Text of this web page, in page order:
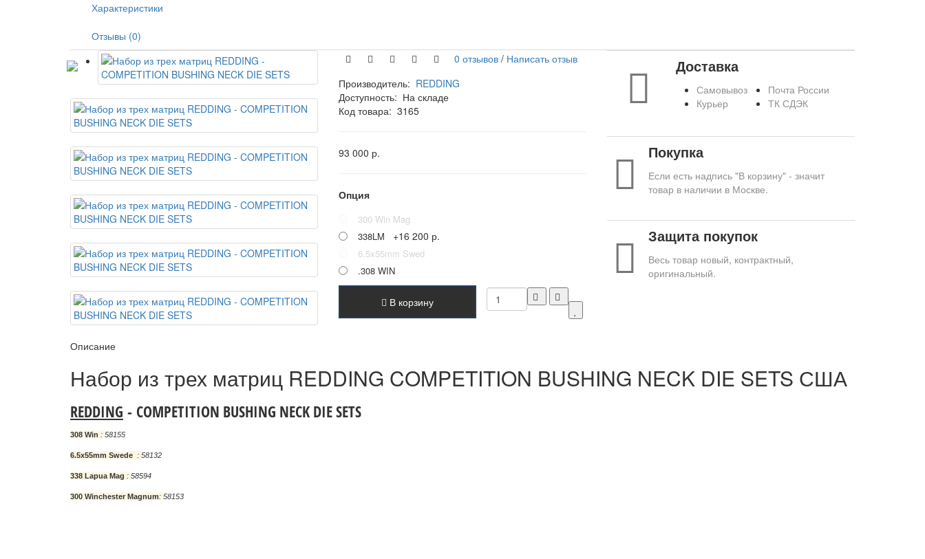
Характеристики
Отзывы (0)
0 отзывов / Написать отзыв
Производитель: REDDING
Доступность: На складе
Код товара: 3165
93 000 р.
Опция
300 Win Mag
338LM
+16 200 р.
6.5x55mm Swed
.308 WIN
В корзину
Доставка
Самовывоз
Курьер
Почта России
ТК СДЭК
Покупка
Если есть надпись "В корзину" - значит
товар в наличии в Москве.
Защита покупок
Весь товар новый, контрактный,
оригинальный.
Описание
Набор из трех матриц REDDING COMPETITION BUSHING NECK DIE SETS США
REDDING - COMPETITION BUSHING NECK DIE SETS
308 Win : 58155
6.5x55mm Swede : 58132
338 Lapua Mag : 58594
300 Winchester Magnum: 58153